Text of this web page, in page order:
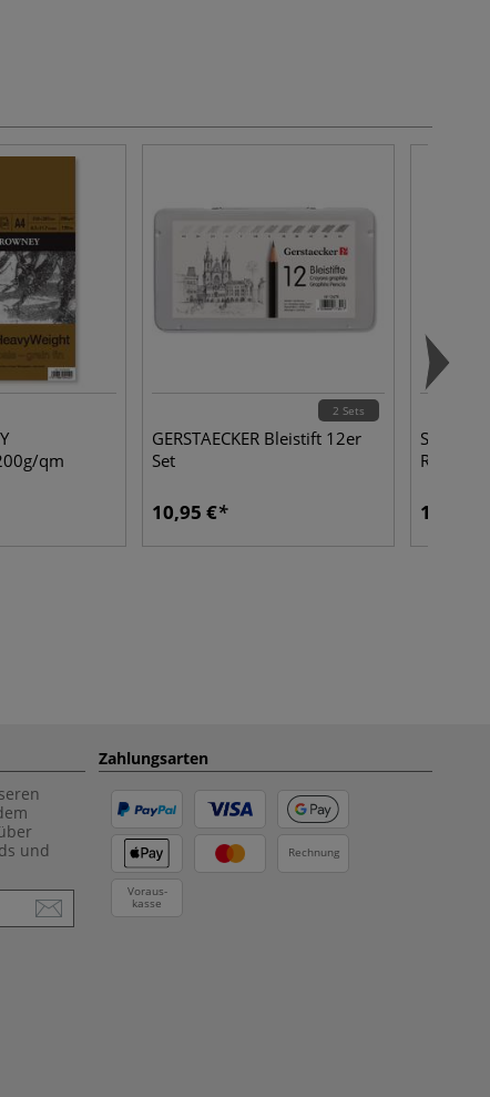
qm
2 Sets
GERSTAECKER Bleistift 12er
Set
10,95 €
Radierer
1,55 €
und
Zahlungsarten
Rechnung
Voraus-
kasse